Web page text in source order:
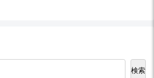
検索